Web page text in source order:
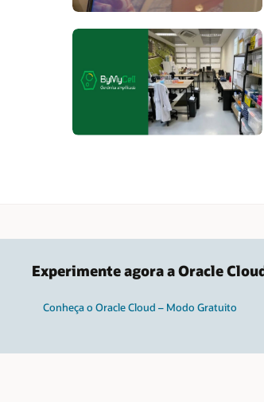
Experimente agora a Oracle
Conheça o Oracle Cloud – Modo Gratuito